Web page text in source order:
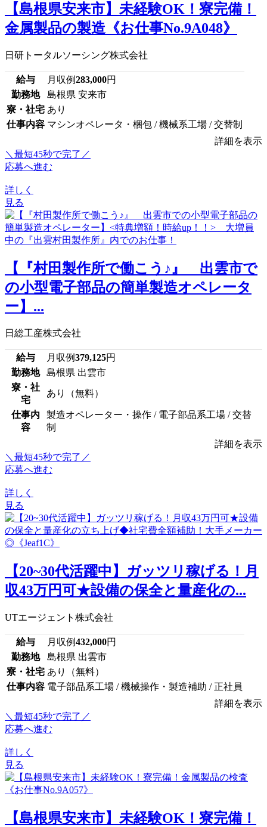
【島根県安来市】未経験OK！寮完備！
金属製品の製造《お仕事No.9A048》
日研トータルソーシング株式会社
給与 月収例283,000円
勤務地
島根県 安来市
寮・社宅 あり
仕事内容 マシンオペレータ・梱包 / 機械系工場 / 交替制
詳細を表示
＼最短45秒で完了／
応募へ進む
詳しく
見る
【『村田製作所で働こう♪』 出雲市で
の小型電子部品の簡単製造オペレータ
ー】...
日総工産株式会社
給与 月収例379,125円
勤務地
島根県 出雲市
寮・社
宅
あり（無料）
仕事内
容
製造オペレーター・操作 / 電子部品系工場 / 交替
制
詳細を表示
＼最短45秒で完了／
応募へ進む
詳しく
見る
【20~30代活躍中】ガッツリ稼げる！月
収43万円可★設備の保全と量産化の...
UTエージェント株式会社
給与 月収例432,000円
勤務地
島根県 出雲市
寮・社宅 あり（無料）
仕事内容 電子部品系工場 / 機械操作・製造補助 / 正社員
詳細を表示
＼最短45秒で完了／
応募へ進む
詳しく
見る
【島根県安来市】未経験OK！寮完備！